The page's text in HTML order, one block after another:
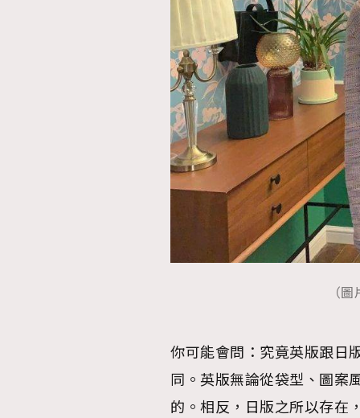
AFrenchMind
（
你可能會問：究竟英版跟日
同。英版無論從袋型、圖案
的。相反，日版之所以存在